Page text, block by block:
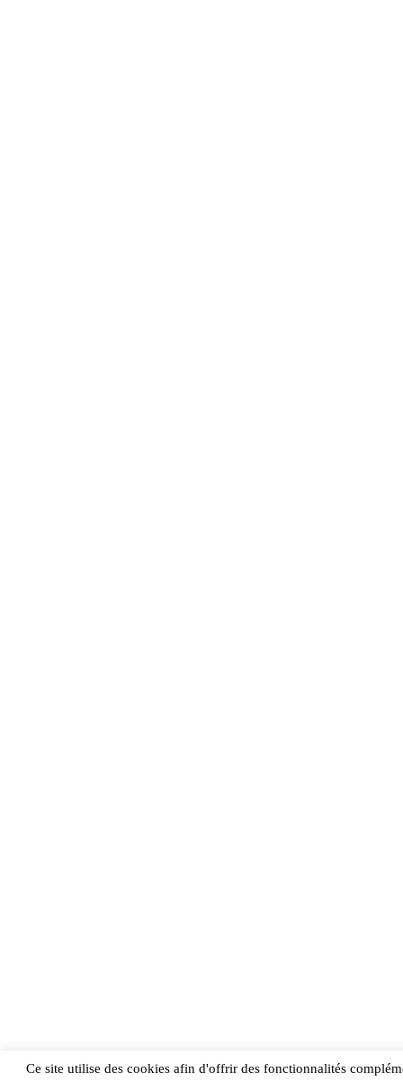
Ce site utilise des cookies afin d'offrir des fonctionnalités